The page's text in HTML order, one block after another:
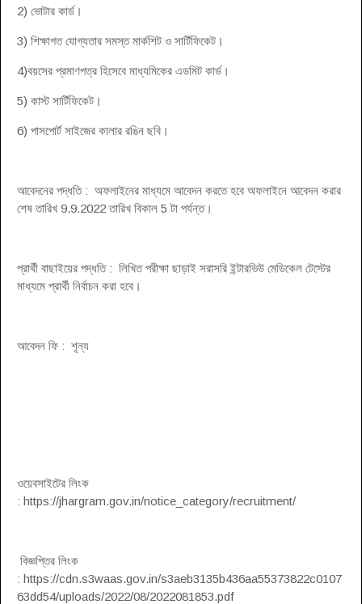
2) ভোটার কার্ড।
3) শিক্ষাগত যোগ্যতার সমস্ত মার্কশিট ও সার্টিফিকেট।
4)বয়সের প্রমাণপত্র হিসেবে মাধ্যমিকের এডমিট কার্ড।
5) কাস্ট সার্টিফিকেট।
6) পাসপোর্ট সাইজের কালার রঙিন ছবি।
আবেদনের পদ্ধতি : অফলাইনের মাধ্যমে আবেদন করতে হবে অফলাইনে আবেদন করার
শেষ তারিখ 9.9.2022 তারিখ বিকাল 5 টা পর্যন্ত।
প্রার্থী বাছাইয়ের পদ্ধতি : লিখিত পরীক্ষা ছাড়াই সরাসরি ইন্টারভিউ মেডিকেল টেস্টের
মাধ্যমে প্রার্থী নির্বাচন করা হবে।
আবেদন ফি : শূন্য
ওয়েবসাইটের লিংক
: https://jhargram.gov.in/notice_category/recruitment/
বিজ্ঞপ্তির লিংক
: https://cdn.s3waas.gov.in/s3aeb3135b436aa55373822c0107
63dd54/uploads/2022/08/2022081853.pdf